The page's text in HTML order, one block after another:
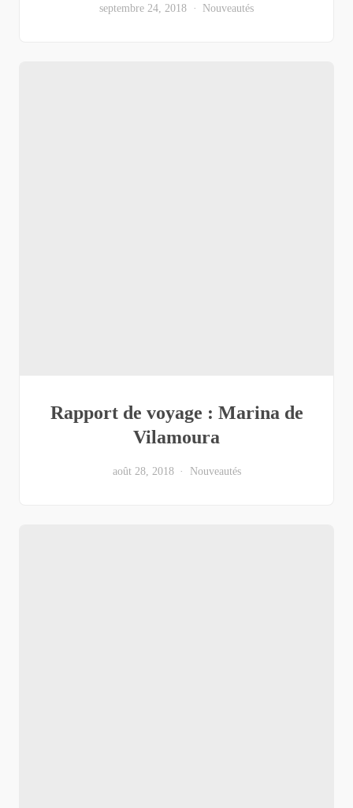
septembre 24, 2018 Nouveautés
Rapport de voyage : Marina de
Vilamoura
août 28, 2018 Nouveautés